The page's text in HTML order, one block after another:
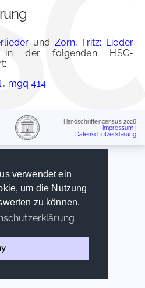
verwendet ein
um die Nutzung
zu können.
und Zorn, Fritz: Lieder
in der folgenden HSC-
mgq 414
Handschriftencensus 2026
Impressum
Datenschutzerklärung